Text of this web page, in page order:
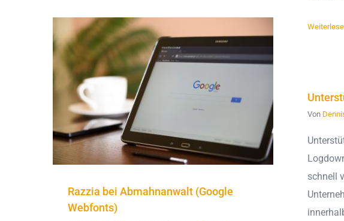
Razzia bei Abmahnanwalt (Google
Webfonts)
Von
schnell